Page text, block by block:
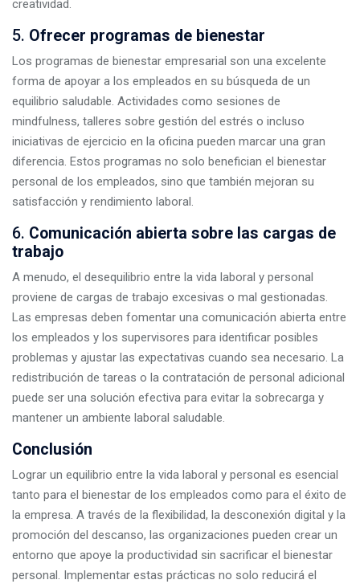
creatividad.
5. Ofrecer programas de bienestar
Los programas de bienestar empresarial son una excelente
forma de apoyar a los empleados en su búsqueda de un
equilibrio saludable. Actividades como sesiones de
mindfulness, talleres sobre gestión del estrés o incluso
iniciativas de ejercicio en la oficina pueden marcar una gran
diferencia. Estos programas no solo benefician el bienestar
personal de los empleados, sino que también mejoran su
satisfacción y rendimiento laboral.
6. Comunicación abierta sobre las cargas de
trabajo
A menudo, el desequilibrio entre la vida laboral y personal
proviene de cargas de trabajo excesivas o mal gestionadas.
Las empresas deben fomentar una comunicación abierta entre
los empleados y los supervisores para identificar posibles
problemas y ajustar las expectativas cuando sea necesario. La
redistribución de tareas o la contratación de personal adicional
puede ser una solución efectiva para evitar la sobrecarga y
mantener un ambiente laboral saludable.
Conclusión
Lograr un equilibrio entre la vida laboral y personal es esencial
tanto para el bienestar de los empleados como para el éxito de
la empresa. A través de la flexibilidad, la desconexión digital y la
promoción del descanso, las organizaciones pueden crear un
entorno que apoye la productividad sin sacrificar el bienestar
personal. Implementar estas prácticas no solo reducirá el